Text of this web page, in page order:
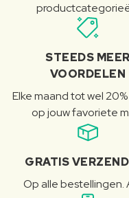
STEEDS MEER
VOORDELEN
Elke maand tot wel
op jouw favoriete
GRATIS
Op alle bestellingen.